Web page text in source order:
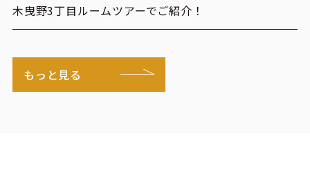
木曳野3丁目ルームツアーでご紹介！
もっと見る